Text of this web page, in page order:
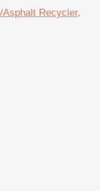
Recycler,